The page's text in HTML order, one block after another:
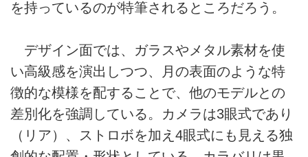
を持っているのが特筆されるところだろう。
デザイン面では、ガラスやメタル素材を使
い高級感を演出しつつ、月の表面のような特
徴的な模様を配することで、他のモデルとの
差別化を強調している。カメラは3眼式であり
（リア）、ストロボを加え4眼式にも見える独